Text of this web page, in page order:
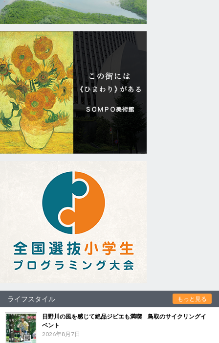
ライフスタイル もっと見る
日野川の風を感じて絶品ジビエも満喫 鳥取のサイクリングイ
ベント
2026年8月7日